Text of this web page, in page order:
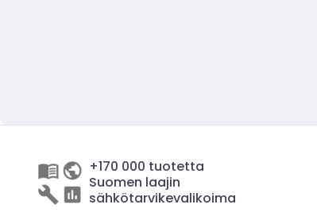
+170 000 tuotetta
Suomen laajin
sähkötarvikevalikoima